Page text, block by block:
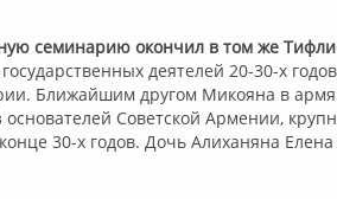
семинарию окончил в том же
деятелей 20-30-х
Ближайшим другом Микояна в
Советской Армении,
30-х годов. Дочь Алиханяна